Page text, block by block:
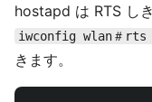
hostapd は RTS し
iwconfig wlan＃rts
きます。